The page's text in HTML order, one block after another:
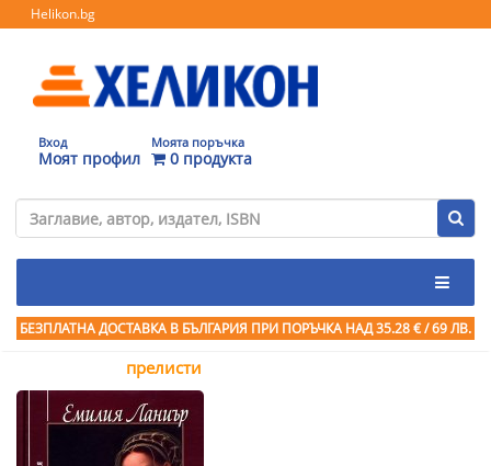
Helikon.bg
Вход
Моят профил
Моята поръчка
0 продукта
БЕЗПЛАТНА ДОСТАВКА В БЪЛГАРИЯ ПРИ ПОРЪЧКА НАД 35.28 € / 69 ЛВ.
прелисти